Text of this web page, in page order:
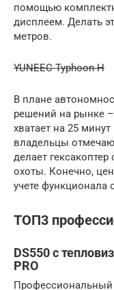
помощью
дисплеем. Делать
метров.
YUNEEC Typhoon H
В плане
решений на рынке
хватает на 25
владельцы
делает
охоты. Конечно,
учете функционала
ТОП3
DS550 с
PRO
Профессиональный